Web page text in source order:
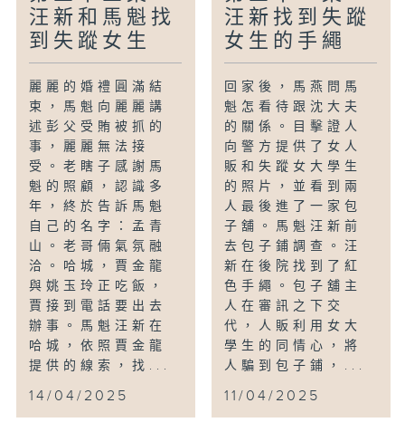
汪新和馬魁找
到失蹤女生
麗麗的婚禮圓滿結
束，馬魁向麗麗講
述彭父受賄被抓的
事，麗麗無法接
受。老瞎子感謝馬
魁的照顧，認識多
年，終於告訴馬魁
自己的名字：孟青
山。老哥倆氣氛融
洽。哈城，賈金龍
與姚玉玲正吃飯，
賈接到電話要出去
辦事。馬魁汪新在
哈城，依照賈金龍
提供的線索，找...
14/04/2025
汪新找到失蹤
女生的手繩
回家後，馬燕問馬
魁怎看待跟沈大夫
的關係。目擊證人
向警方提供了女人
販和失蹤女大學生
的照片，並看到兩
人最後進了一家包
子舖。馬魁汪新前
去包子鋪調查。汪
新在後院找到了紅
色手繩。包子舖主
人在審訊之下交
代，人販利用女大
學生的同情心，將
人騙到包子鋪，...
11/04/2025